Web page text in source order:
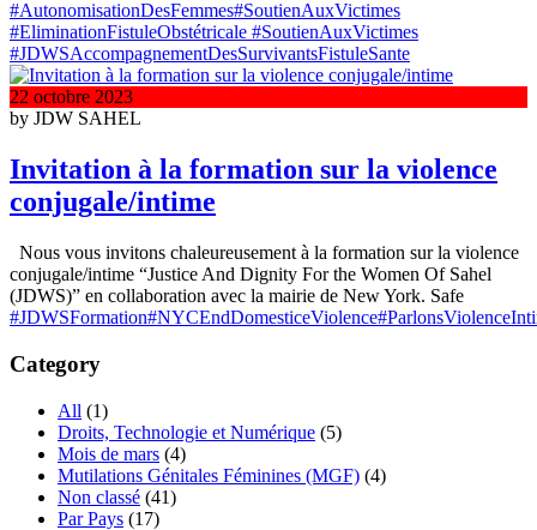
#AutonomisationDesFemmes#SoutienAuxVictimes
#EliminationFistuleObstétricale #SoutienAuxVictimes
#JDWSAccompagnementDesSurvivantsFistuleSante
22 octobre 2023
by JDW SAHEL
Invitation à la formation sur la violence
conjugale/intime
Nous vous invitons chaleureusement à la formation sur la violence
conjugale/intime “Justice And Dignity For the Women Of Sahel
(JDWS)” en collaboration avec la mairie de New York. Safe
#JDWSFormation#NYCEndDomesticeViolence
Category
All (1)
Droits, Technologie et Numérique (5)
Mois de mars (4)
Mutilations Génitales Féminines (MGF) (4)
Non classé (41)
Par Pays (17)